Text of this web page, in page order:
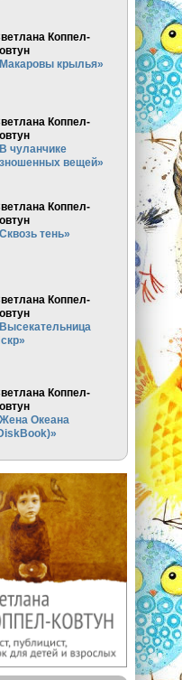
Коппел-
крылья»
Коппел-
чуланчике
вещей»
Коппел-
тень»
Коппел-
Коппел-
Океана